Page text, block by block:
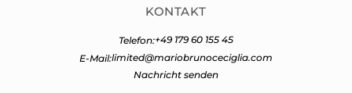
KONTAKT
Telefon:+49 179 60 155 45
E-Mail:limited@mariobrunoceciglia.com
Nachricht senden